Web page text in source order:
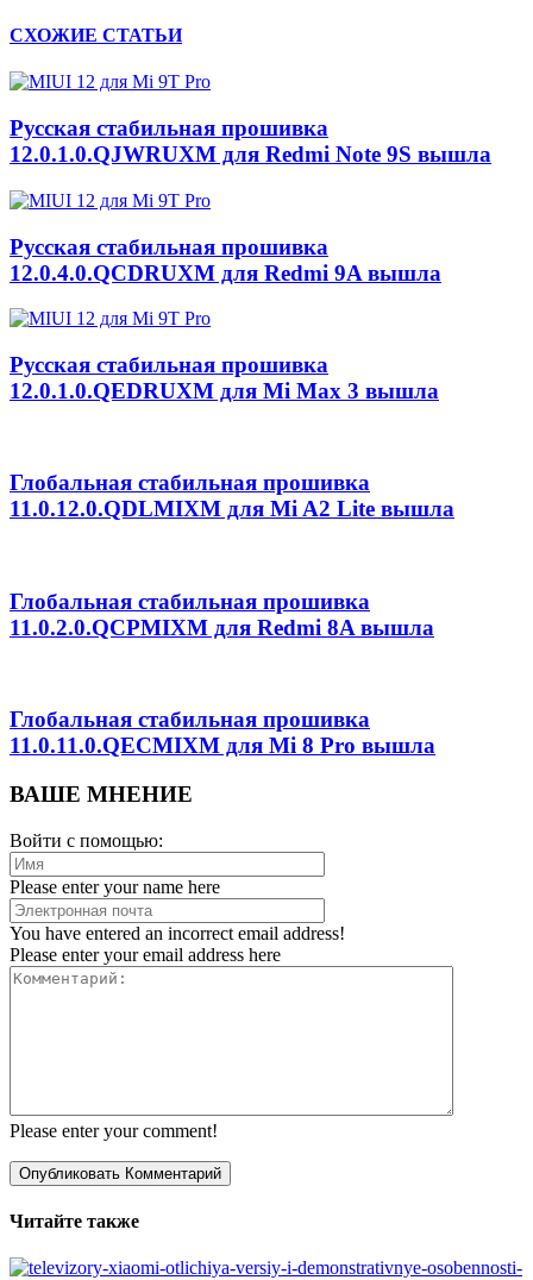
СХОЖИЕ СТАТЬИ
Русская стабильная прошивка
12.0.1.0.QJWRUXM для Redmi Note 9S вышла
Русская стабильная прошивка
12.0.4.0.QCDRUXM для Redmi 9A вышла
Русская стабильная прошивка
12.0.1.0.QEDRUXM для Mi Max 3 вышла
Глобальная стабильная прошивка
11.0.12.0.QDLMIXM для Mi A2 Lite вышла
Глобальная стабильная прошивка
11.0.2.0.QCPMIXM для Redmi 8A вышла
Глобальная стабильная прошивка
11.0.11.0.QECMIXM для Mi 8 Pro вышла
ВАШЕ МНЕНИЕ
Войти с помощью:
Please enter your name here
You have entered an incorrect email address!
Please enter your email address here
Please enter your comment!
Читайте также